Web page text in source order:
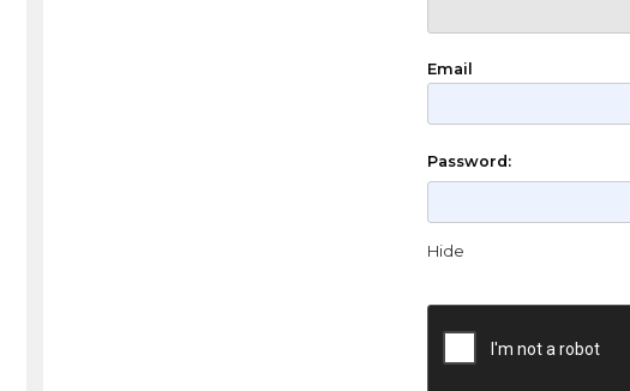
Email
Password:
Hide